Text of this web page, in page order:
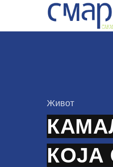
КАтегорија
Живот
КОЈА